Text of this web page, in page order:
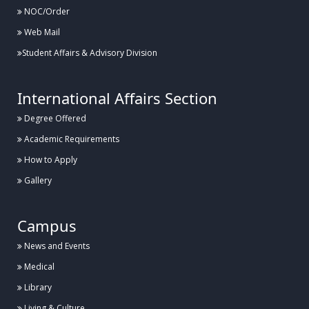
Posted:২৬ জুলাই, হাবিপ্রবি, দিনাজপুর
Posted:১৬ জুলাই, হাবিপ্রবি, দিনাজপুর
হাবিপ্রবি'র শহীদ রাষ্ট্রপতি জিয়াউর রহমানের হলের সংস্কার কাজের উদ্বোধন
আন্তঃবিশ্ববিদ্যালয় তায়কোয়ানডো ও কারাতে প্রতিযোগিতা ২০২৬ এ হাবিপ্রবি’র সাফল্য
NOC/Order
Web Mail
Student Affairs & Advisory Division
International Affairs Section
Degree Offered
Academic Requirements
How to Apply
Gallery
Campus
News and Events
Medical
Library